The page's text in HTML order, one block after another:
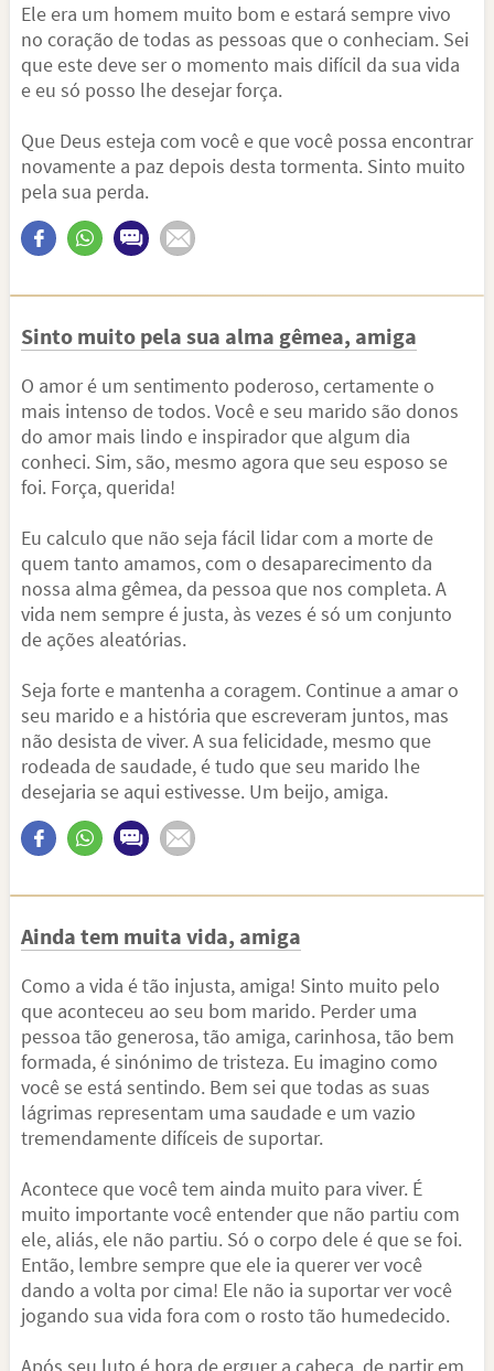
Ele era um homem muito bom e estará sempre vivo
no coração de todas as pessoas que o conheciam. Sei
que este deve ser o momento mais difícil da sua vida
e eu só posso lhe desejar força.
Que Deus esteja com você e que você possa encontrar
novamente a paz depois desta tormenta. Sinto muito
pela sua perda.
Sinto muito pela sua alma gêmea, amiga
O amor é um sentimento poderoso, certamente o
mais intenso de todos. Você e seu marido são donos
do amor mais lindo e inspirador que algum dia
conheci. Sim, são, mesmo agora que seu esposo se
foi. Força, querida!
Eu calculo que não seja fácil lidar com a morte de
quem tanto amamos, com o desaparecimento da
nossa alma gêmea, da pessoa que nos completa. A
vida nem sempre é justa, às vezes é só um conjunto
de ações aleatórias.
Seja forte e mantenha a coragem. Continue a amar o
seu marido e a história que escreveram juntos, mas
não desista de viver. A sua felicidade, mesmo que
rodeada de saudade, é tudo que seu marido lhe
desejaria se aqui estivesse. Um beijo, amiga.
Ainda tem muita vida, amiga
Como a vida é tão injusta, amiga! Sinto muito pelo
que aconteceu ao seu bom marido. Perder uma
pessoa tão generosa, tão amiga, carinhosa, tão bem
formada, é sinónimo de tristeza. Eu imagino como
você se está sentindo. Bem sei que todas as suas
lágrimas representam uma saudade e um vazio
tremendamente difíceis de suportar.
Acontece que você tem ainda muito para viver. É
muito importante você entender que não partiu com
ele, aliás, ele não partiu. Só o corpo dele é que se foi.
Então, lembre sempre que ele ia querer ver você
dando a volta por cima! Ele não ia suportar ver você
jogando sua vida fora com o rosto tão humedecido.